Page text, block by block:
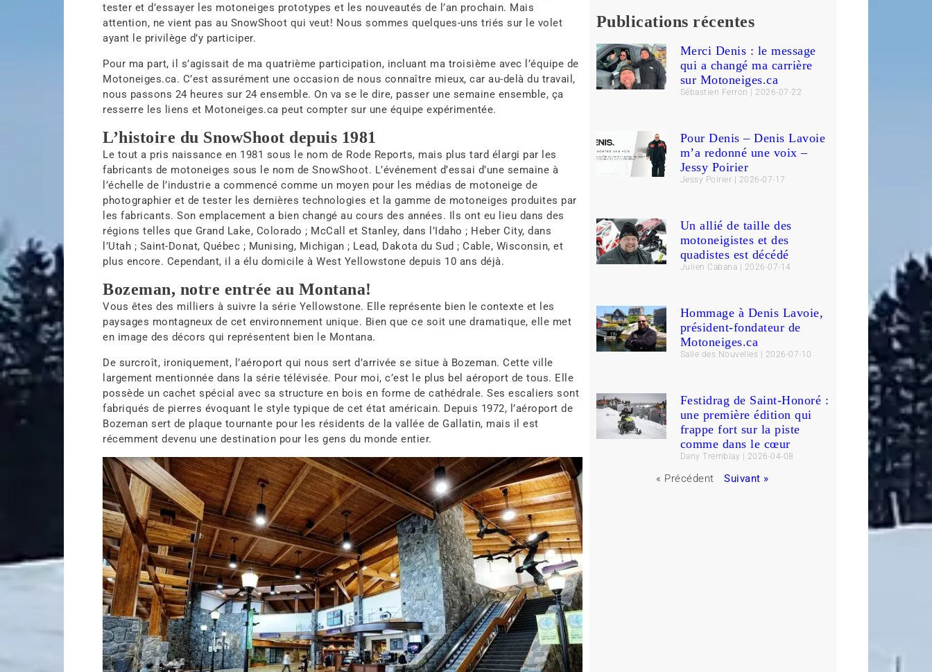
tester et d’essayer les motoneiges prototypes et les nouveautés de l’an prochain. Mais
attention, ne vient pas au SnowShoot qui veut! Nous sommes quelques-uns triés sur le volet
ayant le privilège d’y participer.
Pour ma part, il s’agissait de ma quatrième participation, incluant ma troisième avec l’équipe de
Motoneiges.ca. C’est assurément une occasion de nous connaître mieux, car au-delà du travail,
nous passons 24 heures sur 24 ensemble. On va se le dire, passer une semaine ensemble, ça
resserre les liens et Motoneiges.ca peut compter sur une équipe expérimentée.
L’histoire du SnowShoot depuis 1981
Le tout a pris naissance en 1981 sous le nom de Rode Reports, mais plus tard élargi par les
fabricants de motoneiges sous le nom de SnowShoot. L’événement d’essai d’une semaine à
l’échelle de l’industrie a commencé comme un moyen pour les médias de motoneige de
photographier et de tester les dernières technologies et la gamme de motoneiges produites par
les fabricants. Son emplacement a bien changé au cours des années. Ils ont eu lieu dans des
régions telles que Grand Lake, Colorado ; McCall et Stanley, dans l’Idaho ; Heber City, dans
l’Utah ; Saint-Donat, Québec ; Munising, Michigan ; Lead, Dakota du Sud ; Cable, Wisconsin, et
plus encore. Cependant, il a élu domicile à West Yellowstone depuis 10 ans déjà.
Bozeman, notre entrée au Montana!
Vous êtes des milliers à suivre la série Yellowstone. Elle représente bien le contexte et les
paysages montagneux de cet environnement unique. Bien que ce soit une dramatique, elle met
en image des décors qui représentent bien le Montana.
De surcroît, ironiquement, l’aéroport qui nous sert d’arrivée se situe à Bozeman. Cette ville
largement mentionnée dans la série télévisée. Pour moi, c’est le plus bel aéroport de tous. Elle
possède un cachet spécial avec sa structure en bois en forme de cathédrale. Ses escaliers sont
fabriqués de pierres évoquant le style typique de cet état américain. Depuis 1972, l’aéroport de
Bozeman sert de plaque tournante pour les résidents de la vallée de Gallatin, mais il est
récemment devenu une destination pour les gens du monde entier.
Publications récentes
Merci Denis : le message
qui a changé ma carrière
sur Motoneiges.ca
Sébastien Ferron 2026-07-22
Pour Denis – Denis Lavoie
m’a redonné une voix –
Jessy Poirier
Jessy Poirier 2026-07-17
Un allié de taille des
motoneigistes et des
quadistes est décédé
Julien Cabana 2026-07-14
Hommage à Denis Lavoie,
président-fondateur de
Motoneiges.ca
Salle des Nouvelles 2026-07-10
Festidrag de Saint-Honoré :
une première édition qui
frappe fort sur la piste
comme dans le cœur
Dany Tremblay 2026-04-08
« Précédent Suivant »